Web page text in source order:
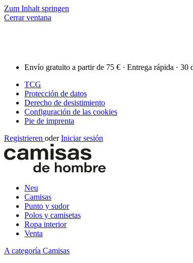
Zum Inhalt springen
Cerrar ventana
Envío gratuito a partir de 75 € · Entrega rápida · 30
TCG
Protección de datos
Derecho de desistimiento
Configuración de las cookies
Pie de imprenta
Registrieren oder Iniciar sesión
Neu
Camisas
Punto y sudor
Polos y camisetas
Ropa interior
Venta
A categoría Camisas